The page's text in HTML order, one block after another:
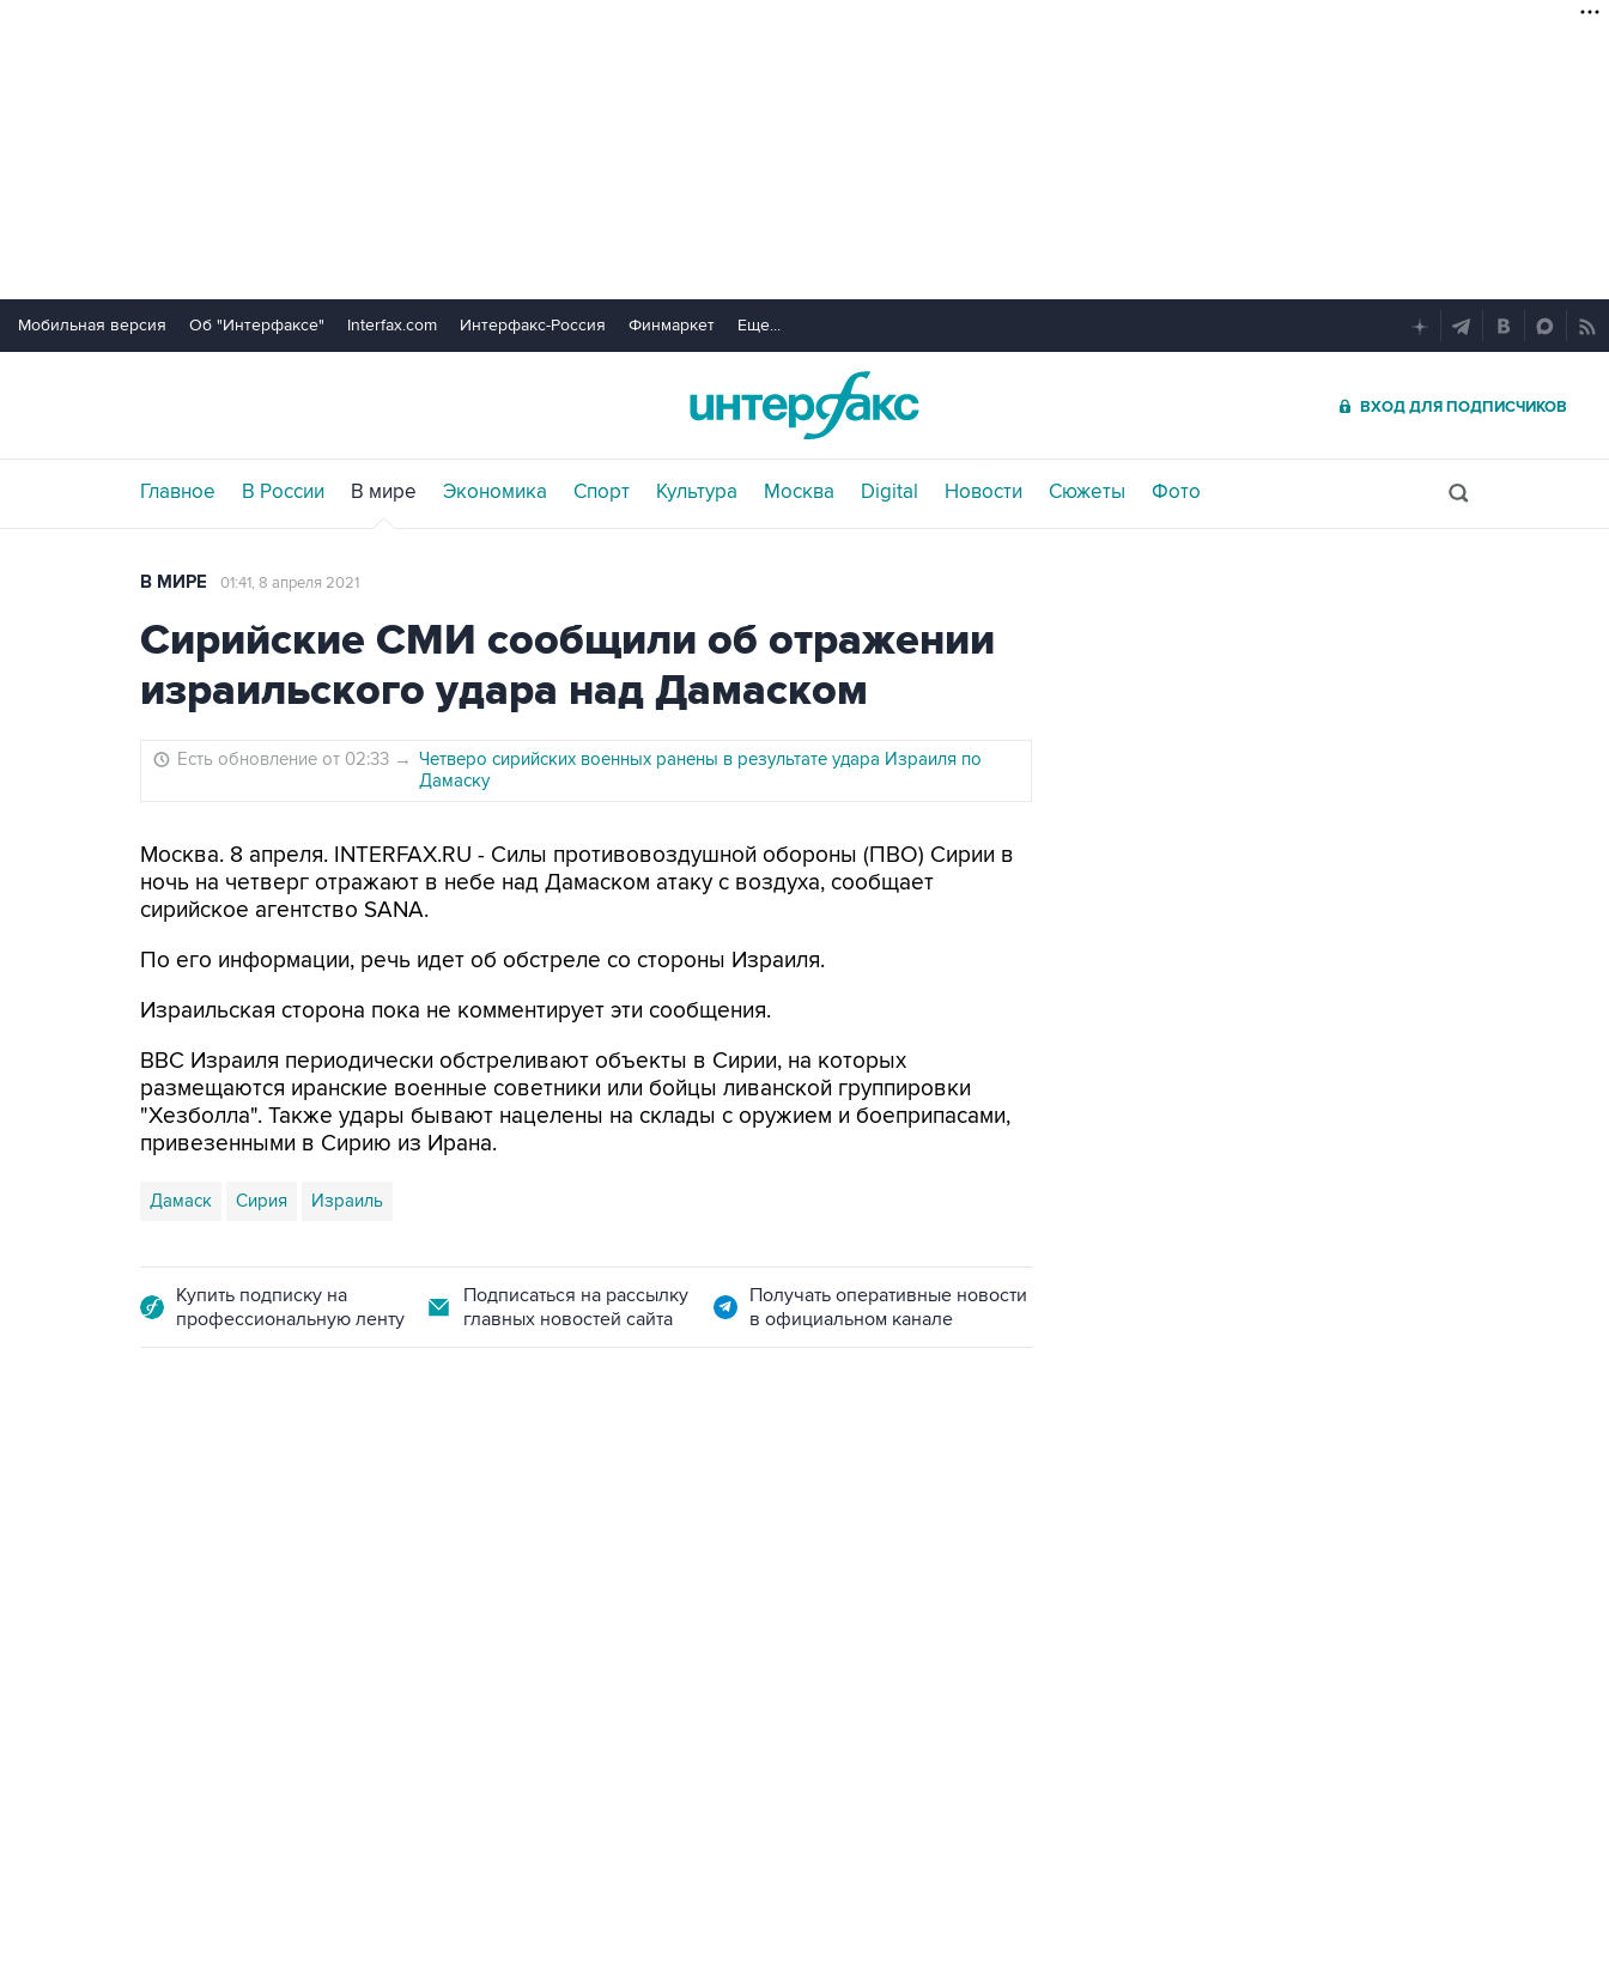
Мобильная версия Об "Интерфаксе" Interfax.com Интерфакс-Россия Финмаркет Еще...
ВХОД ДЛЯ ПОДПИСЧИКОВ
Главное В России В мире Экономика Спорт Культура Москва Digital Новости Сюжеты Фото
В МИРЕ 01:41, 8 апреля 2021
Сирийские СМИ сообщили об отражении
израильского удара над Дамаском
Есть обновление от 02:33 → Четверо сирийских военных ранены в результате удара Израиля по
Дамаску
Москва. 8 апреля. INTERFAX.RU - Силы противовоздушной обороны (ПВО) Сирии в
ночь на четверг отражают в небе над Дамаском атаку с воздуха, сообщает
сирийское агентство SANA.
По его информации, речь идет об обстреле со стороны Израиля.
Израильская сторона пока не комментирует эти сообщения.
ВВС Израиля периодически обстреливают объекты в Сирии, на которых
размещаются иранские военные советники или бойцы ливанской группировки
"Хезболла". Также удары бывают нацелены на склады с оружием и боеприпасами,
привезенными в Сирию из Ирана.
Дамаск Сирия Израиль
Купить подписку на
профессиональную ленту
Подписаться на рассылку
главных новостей сайта
Получать оперативные новости
в официальном канале